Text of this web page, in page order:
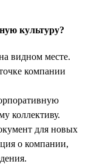
культуру?
видном месте.
компании
коллективу.
для новых
о компании,